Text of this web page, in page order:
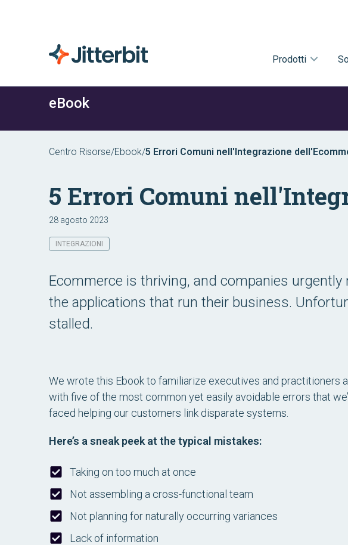
Prodotti
eBook
Centro Risorse/Ebook/5 Errori Comuni nell'Integrazione
5 Errori Comuni
28 agosto 2023
INTEGRAZIONI
Ecommerce is thriving, and companies
the applications that run their business.
stalled.
We wrote this Ebook to familiarize executives and practitioners
with five of the most common yet easily avoidable errors that
faced helping our customers link disparate systems.
Here’s a sneak peek at the typical mistakes:
Taking on too much at once
Not assembling a cross-functional team
Not planning for naturally occurring variances
Lack of information